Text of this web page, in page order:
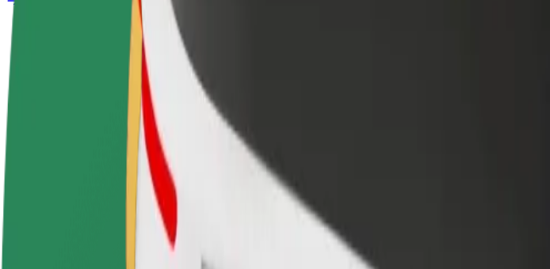
Comment s'inscrire
Devenir partenaire chauffeur
Générez des revenus selon
Devenir livreur
Livrez des repas et générez des revenus
Comment se rendre de Pestana Casino Park Hotel à Praia de Machico